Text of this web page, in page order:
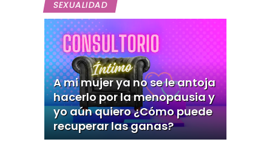
SEXUALIDAD
A mi mujer ya no se le antoja
hacerlo por la menopausia y
yo aún quiero ¿Cómo puede
recuperar las ganas?